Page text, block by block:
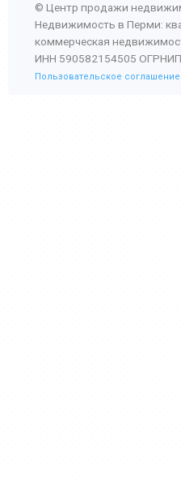
© Центр продажи
Недвижимость в Перми:
коммерческая
ИНН 590582154505
Пользовательское соглашение